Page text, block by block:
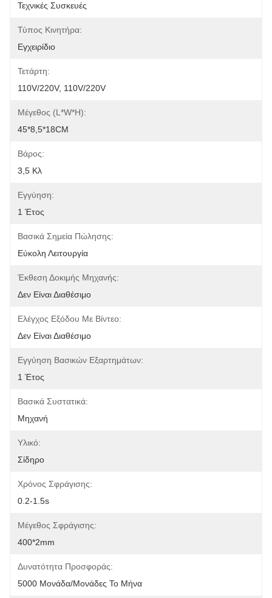
Τεχνικές Συσκευές
Τύπος Κινητήρα:
Εγχειρίδιο
Τετάρτη:
110V/220V, 110V/220V
Μέγεθος (L*W*H):
45*8,5*18CM
Βάρος:
3,5 Κλ
Εγγύηση:
1 Έτος
Βασικά Σημεία Πώλησης:
Εύκολη Λειτουργία
Έκθεση Δοκιμής Μηχανής:
Δεν Είναι Διαθέσιμο
Ελέγχος Εξόδου Με Βίντεο:
Δεν Είναι Διαθέσιμο
Εγγύηση Βασικών Εξαρτημάτων:
1 Έτος
Βασικά Συστατικά:
Μηχανή
Υλικό:
Σίδηρο
Χρόνος Σφράγισης:
0.2-1.5s
Μέγεθος Σφράγισης:
400*2mm
Δυνατότητα Προσφοράς:
5000 Μονάδα/μονάδες Το Μήνα